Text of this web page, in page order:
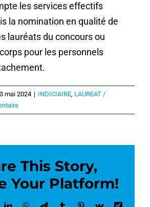
les services effectifs
la nomination en qualité de
lauréats du concours ou
pour les personnels
mai 2024 | INDICIAIRE, LAUREAT /
This Story,
Your Platform!